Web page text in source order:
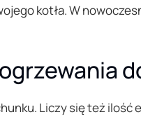
kotła. W
Liczy się też